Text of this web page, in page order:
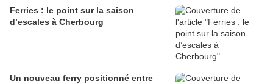
Ferries : le point sur la saison
d’escales à Cherbourg
Un nouveau ferry positionné entre